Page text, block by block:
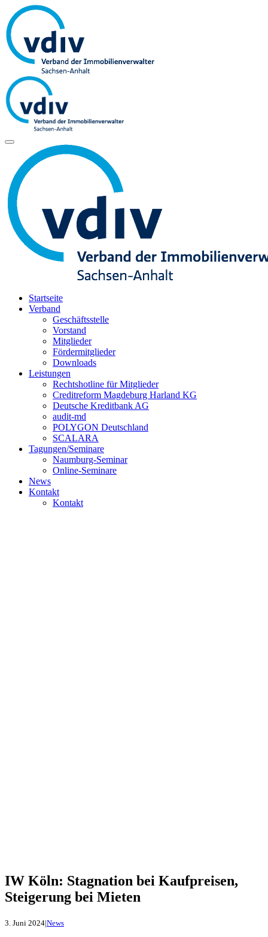
Startseite
Verband
Geschäftsstelle
Vorstand
Mitglieder
Fördermitglieder
Downloads
Leistungen
Rechtshotline für Mitglieder
Creditreform Magdeburg Harland KG
Deutsche Kreditbank AG
audit-md
POLYGON Deutschland
SCALARA
Tagungen/Seminare
Naumburg-Seminar
Online-Seminare
News
Kontakt
Kontakt
IW Köln: Stagnation bei Kaufpreisen,
Steigerung bei Mieten
3. Juni 2024|News